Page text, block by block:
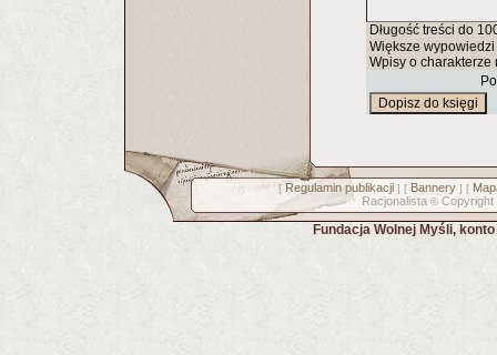
Długość treści do
Większe
Wpisy o
[ Regulamin publikacji] [ Bannery] [
Racjonalista © Copyright
Fundacja Wolnej Myśli,